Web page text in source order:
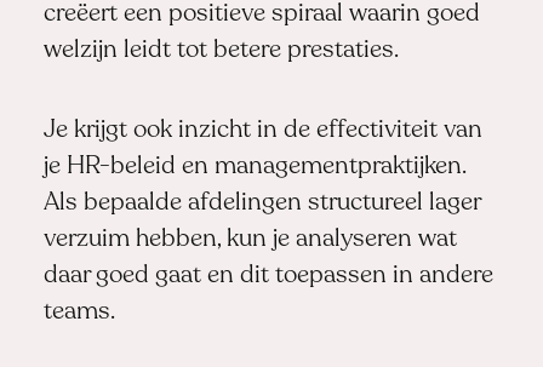
creëert een positieve spiraal waarin goed
welzijn leidt tot betere prestaties.
Je krijgt ook inzicht in de effectiviteit van
je HR-beleid en managementpraktijken.
Als bepaalde afdelingen structureel lager
verzuim hebben, kun je analyseren wat
daar goed gaat en dit toepassen in andere
teams.